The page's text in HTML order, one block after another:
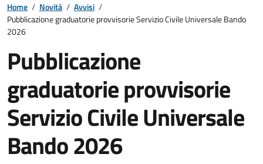
Home / Novità / Avvisi /
Pubblicazione graduatorie provvisorie Servizio Civile Universale Bando
2026
Pubblicazione
graduatorie provvisorie
Servizio Civile Universale
Bando 2026